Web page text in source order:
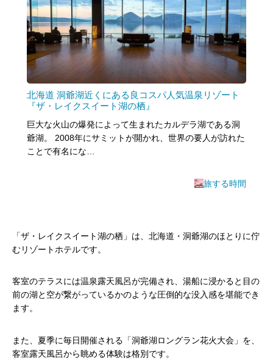
北海道 洞爺湖近くにある良コスパ人気温泉リゾート
『ザ・レイクスイート湖の栖』
巨大な火山の爆発によって生まれたカルデラ湖である洞
爺湖。 2008年にサミットが開かれ、世界の要人が訪れた
ことで有名にな…
旅する時間
「ザ・レイクスイート湖の栖」は、北海道・洞爺湖のほとりに佇
むリゾートホテルです。
客室のテラスには温泉露天風呂が完備され、湯船に浸かると目の
前の湖と空が繋がっているかのような圧倒的な没入感を堪能でき
ます。
また、夏季に毎日開催される「洞爺湖ロングラン花火大会」を、
客室露天風呂から眺める体験は格別です。